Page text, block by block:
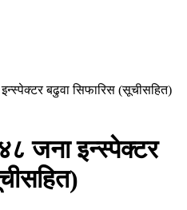
बढुवा सिफारिस (सूचीसहित)
जना इन्स्पेक्टर